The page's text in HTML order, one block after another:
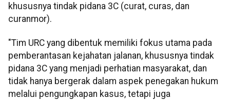
khususnya tindak pidana 3C (curat, curas, dan
curanmor).
"Tim URC yang dibentuk memiliki fokus utama pada
pemberantasan kejahatan jalanan, khususnya tindak
pidana 3C yang menjadi perhatian masyarakat, dan
tidak hanya bergerak dalam aspek penegakan hukum
melalui pengungkapan kasus, tetapi juga